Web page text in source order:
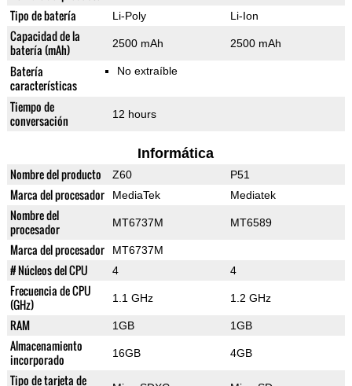
Tipo de batería Li-Poly Li-Ion
Capacidad de la
batería (mAh)
2500 mAh 2500 mAh
Batería
características
No extraíble
Tiempo de
conversación
12 hours
Informática
Nombre del producto Z60 P51
Marca del procesador MediaTek Mediatek
Nombre del
procesador
MT6737M MT6589
Marca del procesador MT6737M
# Núcleos del CPU 4 4
Frecuencia de CPU
(GHz)
1.1 GHz 1.2 GHz
RAM 1GB 1GB
Almacenamiento
incorporado
16GB 4GB
Tipo de tarjeta de